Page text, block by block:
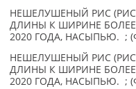
НЕШЕЛУШЕНЫЙ РИС
ДЛИНЫ К ШИРИНЕ БОЛЕЕ
2020 ГОДА, НАСЫПЬЮ. ;
НЕШЕЛУШЕНЫЙ РИС
ДЛИНЫ К ШИРИНЕ БОЛЕЕ
2020 ГОДА, НАСЫПЬЮ. ;